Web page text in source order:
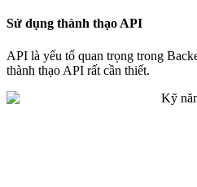
Sử dụng thành thạo API
API là yếu tố quan trọng trong
thành thạo API rất cần thiết.